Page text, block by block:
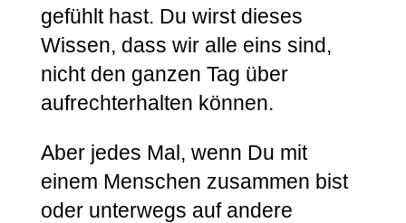
gefühlt hast. Du wirst dieses
Wissen, dass wir alle eins sind,
nicht den ganzen Tag über
aufrechterhalten können.
Aber jedes Mal, wenn Du mit
einem Menschen zusammen bist
oder unterwegs auf andere